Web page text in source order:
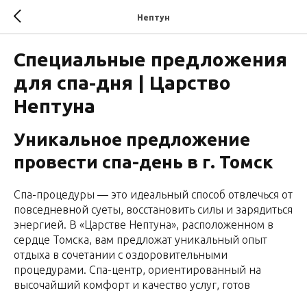
Нептун
Специальные предложения
для спа-дня | Царство
Нептуна
Уникальное предложение
провести спа-день в г. Томск
Спа-процедуры — это идеальный способ отвлечься от
повседневной суеты, восстановить силы и зарядиться
энергией. В «Царстве Нептуна», расположенном в
сердце Томска, вам предложат уникальный опыт
отдыха в сочетании с оздоровительными
процедурами. Спа-центр, ориентированный на
высочайший комфорт и качество услуг, готов